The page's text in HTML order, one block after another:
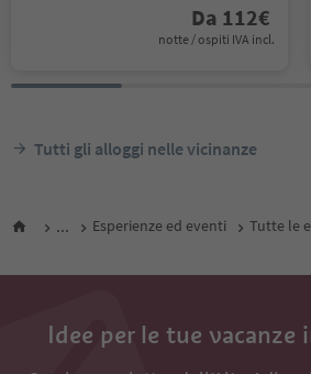
Da 112€
notte / ospiti IVA incl.
Tutti gli alloggi nelle vicinanze
... Esperienze ed eventi Tutte le
Idee per le tue vacanze